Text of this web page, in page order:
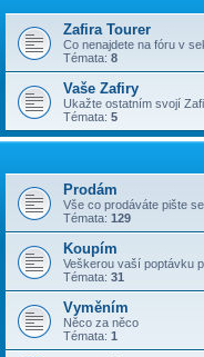
Zafira Tourer
Co nenajdete na fóru v
Témata: 8
Vaše Zafiry
Ukažte ostatním svojí
Témata: 5
Prodám
Vše co prodáváte pište
Témata: 129
Koupím
Veškerou vaší poptávku
Témata: 31
Vyměním
Něco za něco
Témata: 1